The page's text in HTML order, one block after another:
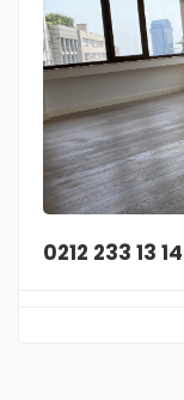
0212 233 13 14